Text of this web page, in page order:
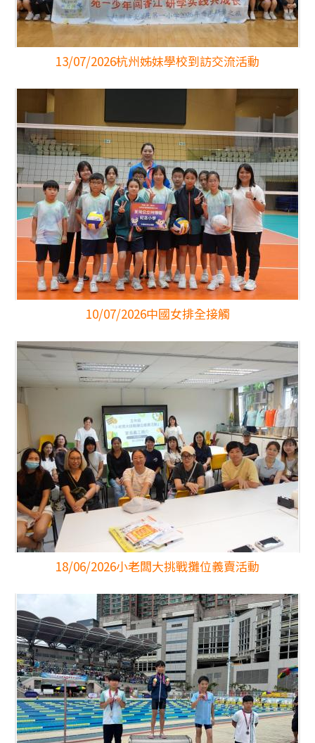
13/07/2026杭州姊妹學校到訪交流活動
10/07/2026中國女排全接觸
18/06/2026小老闆大挑戰攤位義賣活動